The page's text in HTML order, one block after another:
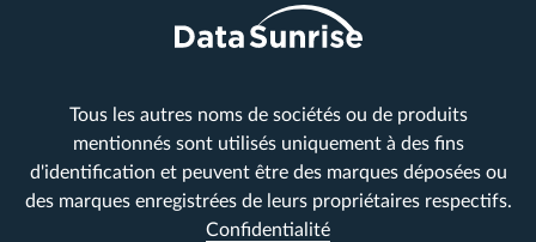
Tous les autres noms de sociétés ou de produits
mentionnés sont utilisés uniquement à des fins
d'identification et peuvent être des marques déposées ou
des marques enregistrées de leurs propriétaires respectifs.
Confidentialité